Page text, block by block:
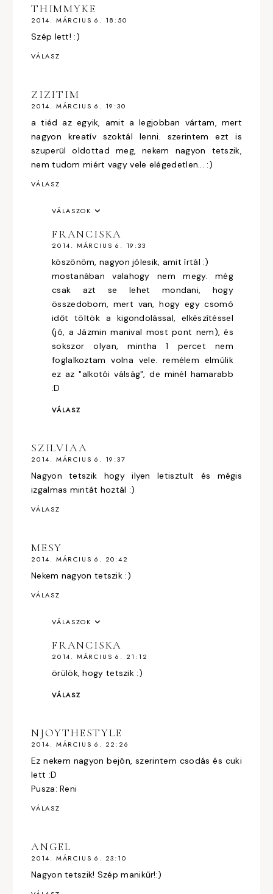
THIMMYKE
2014. MÁRCIUS 6. 18:50
Szép lett! :)
VÁLASZ
ZIZITIM
2014. MÁRCIUS 6. 19:30
a tiéd az egyik, amit a legjobban vártam, mert
nagyon kreatív szoktál lenni. szerintem ezt is
szuperül oldottad meg, nekem nagyon tetszik,
nem tudom miért vagy vele elégedetlen... :)
VÁLASZ
VÁLASZOK
FRANCISKA
2014. MÁRCIUS 6. 19:33
köszönöm, nagyon jólesik, amit írtál :)
mostanában valahogy nem megy. még
csak azt se lehet mondani, hogy
összedobom, mert van, hogy egy csomó
időt töltök a kigondolással, elkészítéssel
(jó, a Jázmin manival most pont nem), és
sokszor olyan, mintha 1 percet nem
foglalkoztam volna vele. remélem elmúlik
ez az "alkotói válság", de minél hamarabb
:D
VÁLASZ
SZILVIAA
2014. MÁRCIUS 6. 19:37
Nagyon tetszik hogy ilyen letisztult és mégis
izgalmas mintát hoztál :)
VÁLASZ
MESY
2014. MÁRCIUS 6. 20:42
Nekem nagyon tetszik :)
VÁLASZ
VÁLASZOK
FRANCISKA
2014. MÁRCIUS 6. 21:12
örülök, hogy tetszik :)
VÁLASZ
NJOYTHESTYLE
2014. MÁRCIUS 6. 22:26
Ez nekem nagyon bejön, szerintem csodás és cuki
lett :D
Pusza: Reni
VÁLASZ
ANGEL
2014. MÁRCIUS 6. 23:10
Nagyon tetszik! Szép manikűr!:)